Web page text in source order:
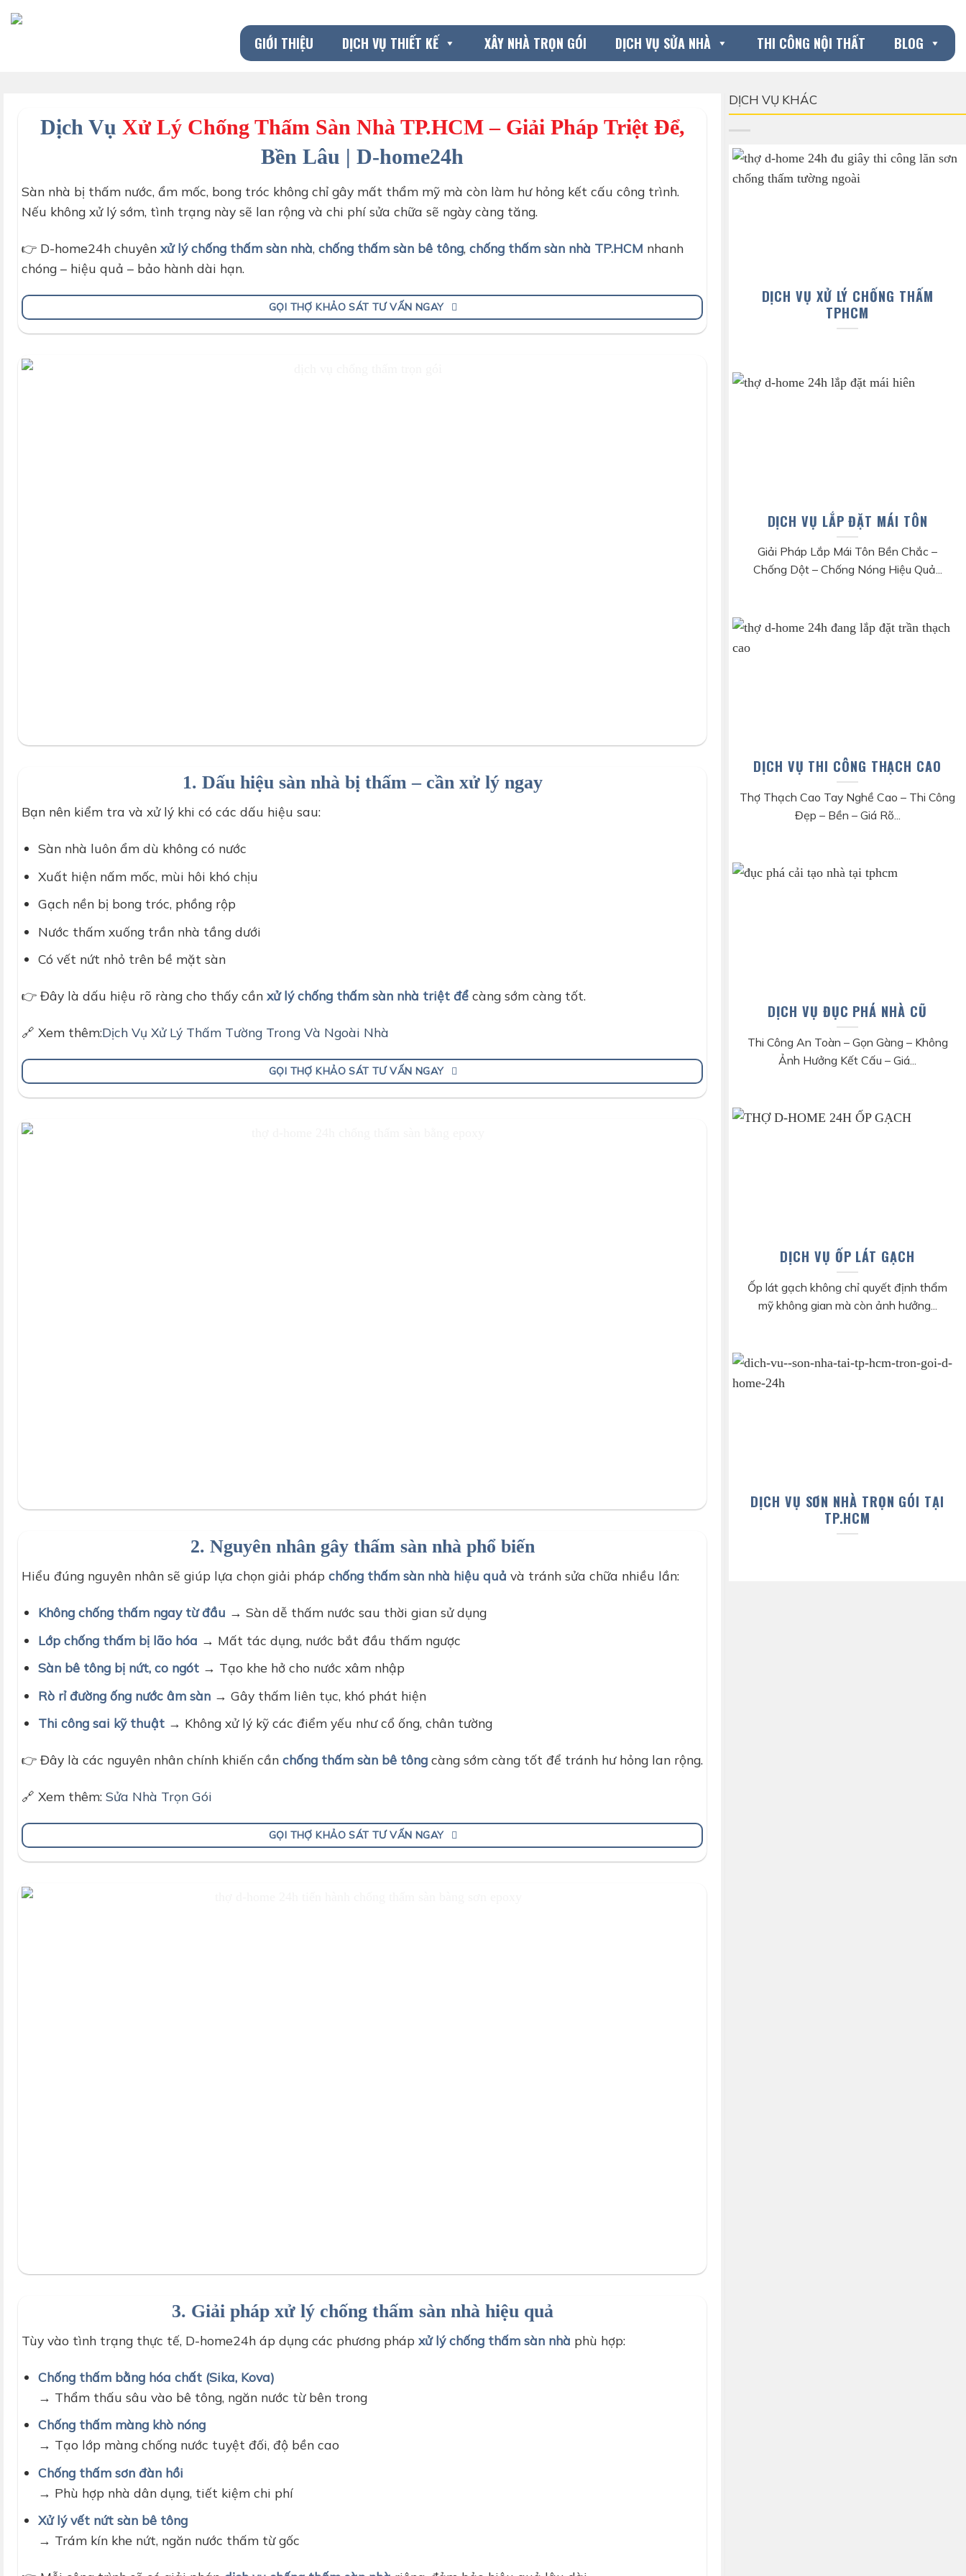
Chuyển
đến
GIỚI THIỆU DỊCH VỤ THIẾT KẾ XÂY NHÀ TRỌN GÓI DỊCH VỤ SỬA NHÀ THI CÔNG NỘI THẤT BLOG
Dịch Vụ Xử Lý Chống Thấm Sàn Nhà TP.HCM – Giải Pháp Triệt Để,
Bền Lâu | D-home24h
Sàn nhà bị thấm nước, ẩm mốc, bong tróc không chỉ gây mất thẩm mỹ mà còn làm hư hỏng kết cấu công trình.
Nếu không xử lý sớm, tình trạng này sẽ lan rộng và chi phí sửa chữa sẽ ngày càng tăng.
👉 D-home24h chuyên xử lý chống thấm sàn nhà, chống thấm sàn bê tông, chống thấm sàn nhà TP.HCM nhanh
chóng – hiệu quả – bảo hành dài hạn.
GỌI THỢ KHẢO SÁT TƯ VẤN NGAY
1. Dấu hiệu sàn nhà bị thấm – cần xử lý ngay
Bạn nên kiểm tra và xử lý khi có các dấu hiệu sau:
Sàn nhà luôn ẩm dù không có nước
Xuất hiện nấm mốc, mùi hôi khó chịu
Gạch nền bị bong tróc, phồng rộp
Nước thấm xuống trần nhà tầng dưới
Có vết nứt nhỏ trên bề mặt sàn
👉 Đây là dấu hiệu rõ ràng cho thấy cần xử lý chống thấm sàn nhà triệt để càng sớm càng tốt.
🔗 Xem thêm:Dịch Vụ Xử Lý Thấm Tường Trong Và Ngoài Nhà
GỌI THỢ KHẢO SÁT TƯ VẤN NGAY
2. Nguyên nhân gây thấm sàn nhà phổ biến
Hiểu đúng nguyên nhân sẽ giúp lựa chọn giải pháp chống thấm sàn nhà hiệu quả và tránh sửa chữa nhiều lần:
Không chống thấm ngay từ đầu → Sàn dễ thấm nước sau thời gian sử dụng
Lớp chống thấm bị lão hóa → Mất tác dụng, nước bắt đầu thấm ngược
Sàn bê tông bị nứt, co ngót→ Tạo khe hở cho nước xâm nhập
Rò rỉ đường ống nước âm sàn→ Gây thấm liên tục, khó phát hiện
Thi công sai kỹ thuật→ Không xử lý kỹ các điểm yếu như cổ ống, chân tường
👉 Đây là các nguyên nhân chính khiến cần chống thấm sàn bê tông càng sớm càng tốt để tránh hư hỏng lan rộng.
🔗 Xem thêm: Sửa Nhà Trọn Gói
GỌI THỢ KHẢO SÁT TƯ VẤN NGAY
3. Giải pháp xử lý chống thấm sàn nhà hiệu quả
Tùy vào tình trạng thực tế, D-home24h áp dụng các phương pháp xử lý chống thấm sàn nhà phù hợp:
Chống thấm bằng hóa chất (Sika, Kova)
→ Thẩm thấu sâu vào bê tông, ngăn nước từ bên trong
Chống thấm màng khò nóng
→ Tạo lớp màng chống nước tuyệt đối, độ bền cao
Chống thấm sơn đàn hồi
→ Phù hợp nhà dân dụng, tiết kiệm chi phí
Xử lý vết nứt sàn bê tông
→ Trám kín khe nứt, ngăn nước thấm từ gốc
DỊCH VỤ KHÁC
DỊCH VỤ XỬ LÝ CHỐNG THẤM
TPHCM
DỊCH VỤ LẮP ĐẶT MÁI TÔN
Giải Pháp Lắp Mái Tôn Bền Chắc –
Chống Dột – Chống Nóng Hiệu Quả...
DỊCH VỤ THI CÔNG THẠCH CAO
Thợ Thạch Cao Tay Nghề Cao – Thi Công
Đẹp – Bền – Giá Rõ...
DỊCH VỤ ĐỤC PHÁ NHÀ CŨ
Thi Công An Toàn – Gọn Gàng – Không
Ảnh Hưởng Kết Cấu – Giá...
DỊCH VỤ ỐP LÁT GẠCH
Ốp lát gạch không chỉ quyết định thẩm
mỹ không gian mà còn ảnh hưởng...
DỊCH VỤ SƠN NHÀ TRỌN GÓI TẠI
TP.HCM